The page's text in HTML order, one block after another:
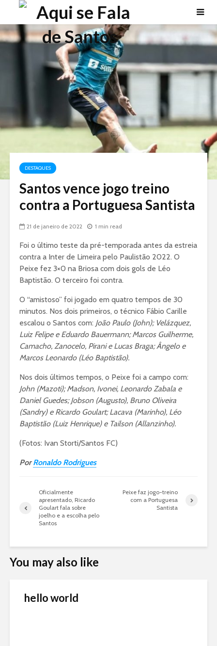
DESTAQUES
Santos vence jogo treino
contra a Portuguesa Santista
21 de janeiro de 2022 1 min read
Foi o último teste da pré-temporada antes da estreia
contra a Inter de Limeira pelo Paulistão 2022. O
Peixe fez 3×0 na Briosa com dois gols de Léo
Baptistão. O terceiro foi contra.
O “amistoso” foi jogado em quatro tempos de 30
minutos. Nos dois primeiros, o técnico Fábio Carille
escalou o Santos com: João Paulo (John); Velázquez,
Luiz Felipe e Eduardo Bauermann; Marcos Guilherme,
Camacho, Zanocelo, Pirani e Lucas Braga; Ângelo e
Marcos Leonardo (Léo Baptistão).
Nos dois últimos tempos, o Peixe foi a campo com:
John (Mazoti); Madson, Ivonei, Leonardo Zabala e
Daniel Guedes; Jobson (Augusto), Bruno Oliveira
(Sandry) e Ricardo Goulart; Lacava (Marinho), Léo
Baptistão (Luiz Henrique) e Tailson (Allanzinho).
(Fotos: Ivan Storti/Santos FC)
PorRonaldo Rodrigues
Oficialmente
apresentado, Ricardo
Goulart fala sobre
joelho e a escolha pelo
Santos
Peixe faz jogo-treino
com a Portuguesa
Santista
You may also like
hello world